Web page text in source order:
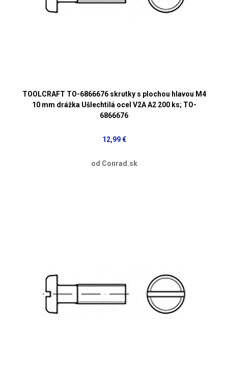
TOOLCRAFT TO-6866676 skrutky s plochou hlavou M4
10 mm drážka Ušlechtilá ocel V2A A2 200 ks; TO-
6866676
12,99 €
od Conrad.sk